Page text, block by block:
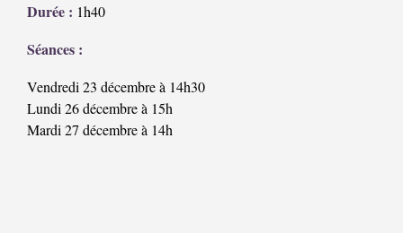
Durée : 1h40
Séances :
Vendredi 23 décembre à 14h30
Lundi 26 décembre à 15h
Mardi 27 décembre à 14h